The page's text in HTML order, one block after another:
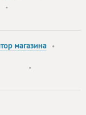
•
магазина •
•